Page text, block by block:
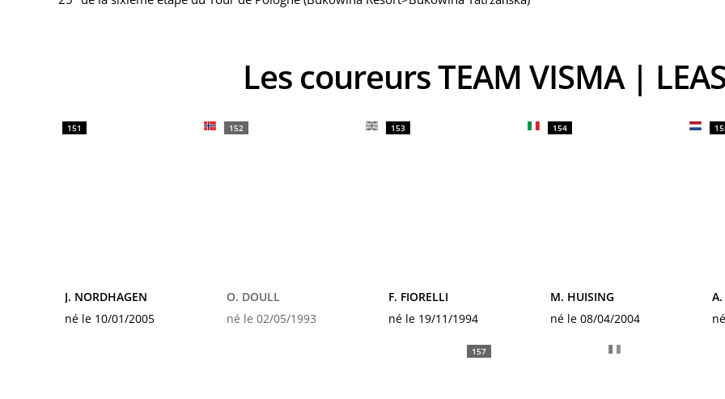
Les coureurs TEAM VISMA |
151
J. NORDHAGEN
né le 10/01/2005
152
O. DOULL
né le 02/05/1993
153
F. FIORELLI
né le 19/11/1994
154
M. HUISING
né le 08/04/2004
A.
157